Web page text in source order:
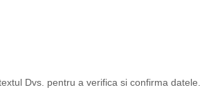
Dvs. pentru a verifica si confirma datele.